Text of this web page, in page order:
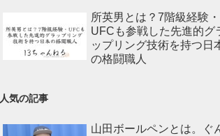
所英男とは？7階級経験・
UFCも参戦した先進的グ
ップリング技術を持つ日
の格闘職人
人気の記事
山田ボールペンとは。ぐ